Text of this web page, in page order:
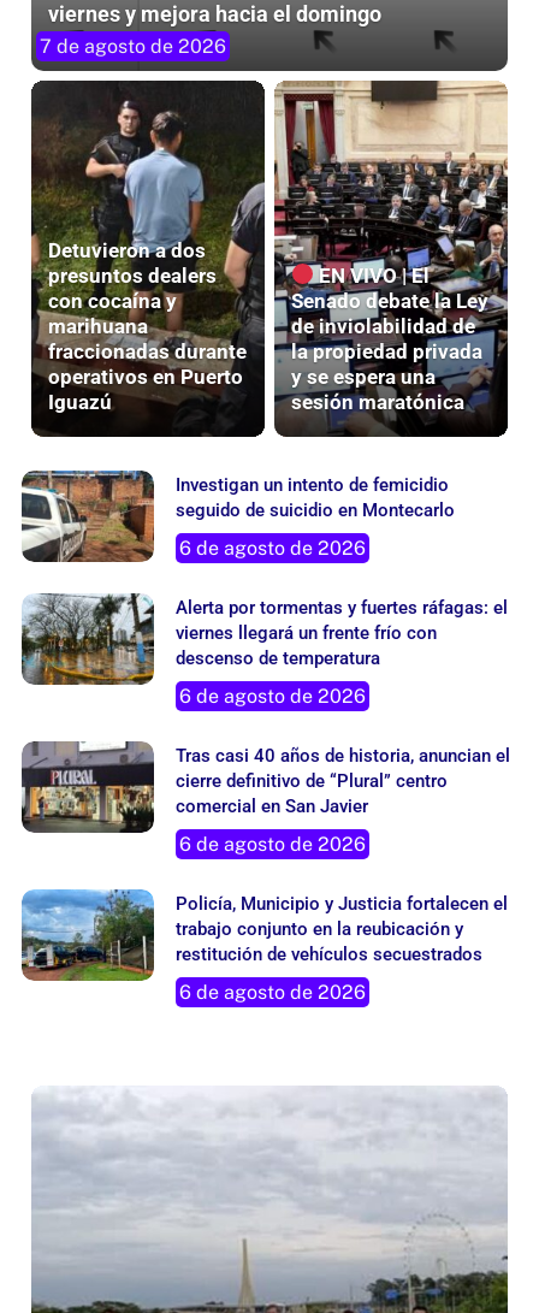
viernes y mejora hacia el domingo
7 de agosto de 2026
Detuvieron a dos
presuntos dealers
con cocaína y
marihuana
fraccionadas durante
operativos en Puerto
Iguazú
EN VIVO | El
Senado debate la Ley
de inviolabilidad de
la propiedad privada
y se espera una
sesión maratónica
Investigan un intento de femicidio
seguido de suicidio en Montecarlo
6 de agosto de 2026
Alerta por tormentas y fuertes ráfagas: el
viernes llegará un frente frío con
descenso de temperatura
6 de agosto de 2026
Tras casi 40 años de historia, anuncian el
cierre definitivo de “Plural” centro
comercial en San Javier
6 de agosto de 2026
Policía, Municipio y Justicia fortalecen el
trabajo conjunto en la reubicación y
restitución de vehículos secuestrados
6 de agosto de 2026